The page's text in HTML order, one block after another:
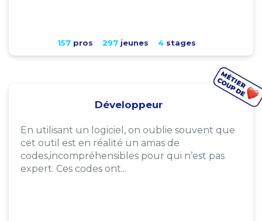
157pros 297jeunes 4stages
Développeur
En utilisant un logiciel, on oublie souvent que
cet outil est en réalité un amas de
codes,incompréhensibles pour qui n’est pas
expert. Ces codes ont...